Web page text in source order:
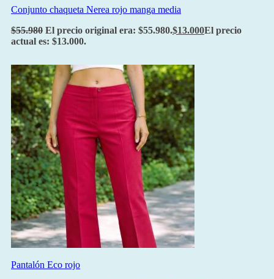
Conjunto chaqueta Nerea rojo manga media
$55.980 El precio original era: $55.980.$13.000El precio
actual es: $13.000.
Pantalón Eco rojo